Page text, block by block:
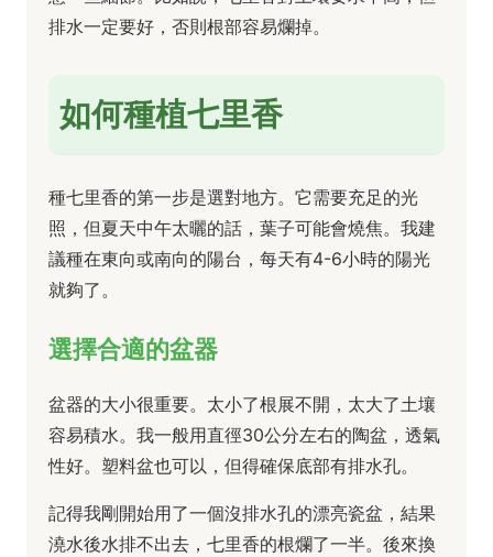
排水一定要好，否則根部容易爛掉。
如何種植七里香
種七里香的第一步是選對地方。它需要充足的光
照，但夏天中午太曬的話，葉子可能會燒焦。我建
議種在東向或南向的陽台，每天有4-6小時的陽光
就夠了。
選擇合適的盆器
盆器的大小很重要。太小了根展不開，太大了土壤
容易積水。我一般用直徑30公分左右的陶盆，透氣
性好。塑料盆也可以，但得確保底部有排水孔。
記得我剛開始用了一個沒排水孔的漂亮瓷盆，結果
澆水後水排不出去，七里香的根爛了一半。後來換